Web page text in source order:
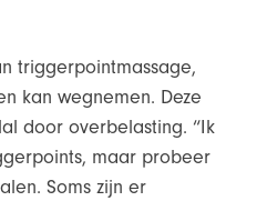
triggerpointmassage,
kan wegnemen. Deze
door overbelasting. “Ik
maar probeer
Soms zijn er